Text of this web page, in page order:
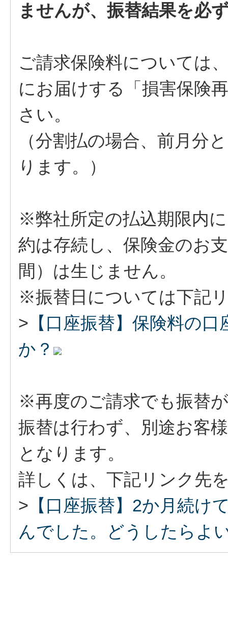
ませんが、振替結果を必
ご請求保険料については
にお届けする「損害保険
さい。
（分割払の場合、前月分
ります。）
※弊社所定の払込期限内
約は存続し、保険金のお
間）は生じません。
※振替日については下記
> 【口座振替】保険料の
か？
※再度のご請求でも振替
振替は行わず、別途お客
となります。
詳しくは、下記リンク先
> 【口座振替】2か月続け
んでした。どうしたらよ